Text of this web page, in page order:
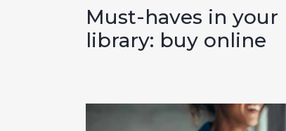
Must-haves in your
library: buy online